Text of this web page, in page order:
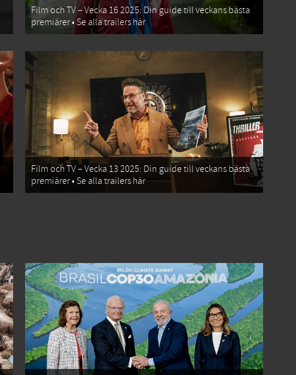
Film och TV – Vecka 16 2025: Din guide till veckans bästa
premiärer • Se alla trailers här
Film och TV – Vecka 13 2025: Din guide till veckans bästa
premiärer • Se alla trailers här